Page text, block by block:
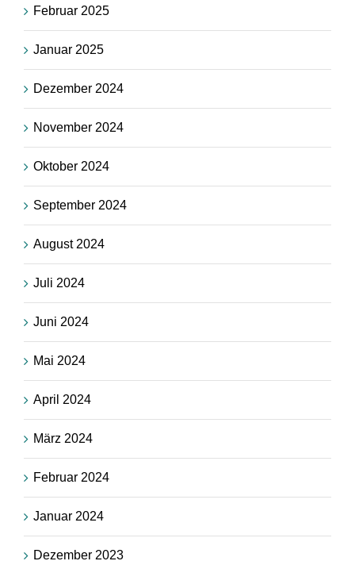
Februar 2025
Januar 2025
Dezember 2024
November 2024
Oktober 2024
September 2024
August 2024
Juli 2024
Juni 2024
Mai 2024
April 2024
März 2024
Februar 2024
Januar 2024
Dezember 2023